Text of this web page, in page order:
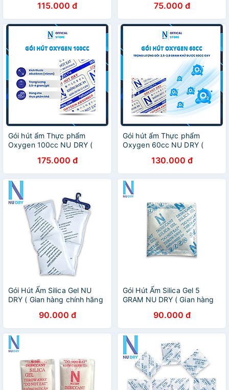
cho Bánh Trung Thu,các loại
bánh, cá khô
115.000 đ
cho Bánh Trung Thu,các loại
bánh, cá khô
75.000 đ
Gói hút ẩm Thực phẩm
Oxygen 100cc NU DRY (
cho Bánh Trung Thu,các loại
bánh, cá khô
175.000 đ
Gói hút ẩm Thực phẩm
Oxygen 60cc NU DRY (
cho Bánh Trung Thu,các loại
bánh, cá khô
130.000 đ
Gói Hút Ẩm Silica Gel NU
DRY ( Gian hàng chính hãng
áo giày dép đóng túi 1Kg
90.000 đ
Gói Hút Ẩm Silica Gel 5
GRAM NU DRY ( Gian hàng
phẩm quần áo dày dép
đóng túi 1kg
90.000 đ